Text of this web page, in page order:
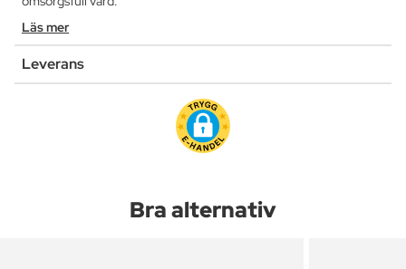
Läs mer
Leverans
Bra alternativ